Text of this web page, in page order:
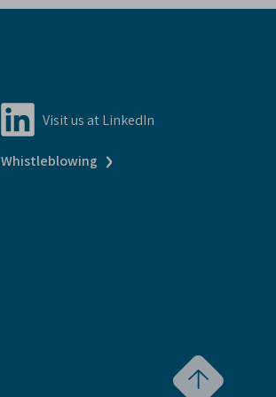
Visit us at LinkedIn
Whistleblowing ›